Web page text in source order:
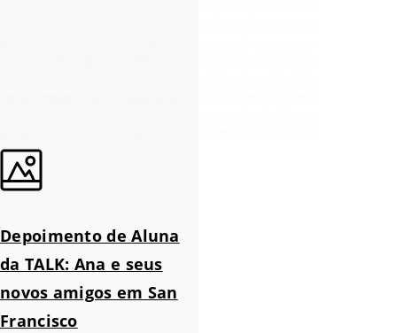
Depoimento de Aluna
da TALK: Ana e seus
novos amigos em San
Francisco